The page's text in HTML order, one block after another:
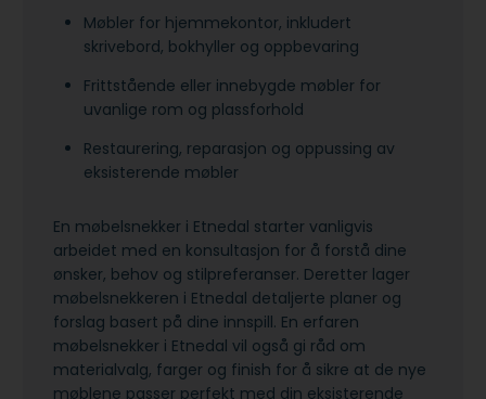
Møbler for hjemmekontor, inkludert
skrivebord, bokhyller og oppbevaring
Frittstående eller innebygde møbler for
uvanlige rom og plassforhold
Restaurering, reparasjon og oppussing av
eksisterende møbler
En møbelsnekker i Etnedal starter vanligvis
arbeidet med en konsultasjon for å forstå dine
ønsker, behov og stilpreferanser. Deretter lager
møbelsnekkeren i Etnedal detaljerte planer og
forslag basert på dine innspill. En erfaren
møbelsnekker i Etnedal vil også gi råd om
materialvalg, farger og finish for å sikre at de nye
møblene passer perfekt med din eksisterende